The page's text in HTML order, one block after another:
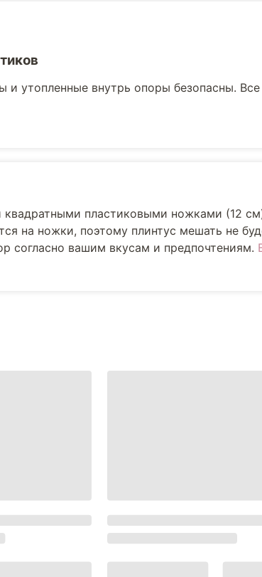
и утопленные внутрь опоры безопасны.
пластиковыми ножками (12
на ножки, поэтому плинтус мешать не
согласно вашим вкусам и предпочтениям.